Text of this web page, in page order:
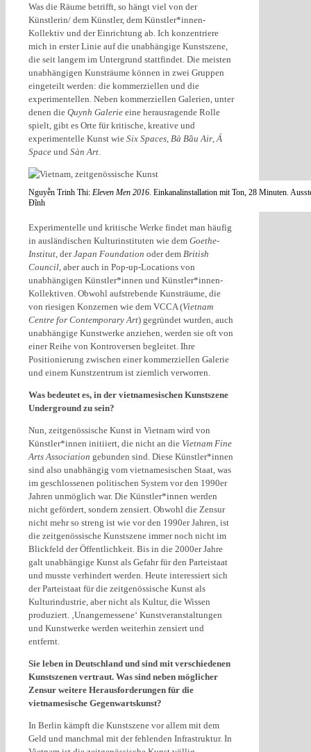
Was die Räume betrifft, so hängt viel von der
Künstlerin/ dem Künstler, dem Künstler*innen-
Kollektiv und der Einrichtung ab. Ich konzentriere
mich in erster Linie auf die unabhängige Kunstszene,
die seit langem im Untergrund stattfindet. Die meisten
unabhängigen Kunsträume können in zwei Gruppen
eingeteilt werden: die kommerziellen und die
experimentellen. Neben kommerziellen Galerien, unter
denen die Quynh Galerie eine herausragende Rolle
spielt, gibt es Orte für kritische, kreative und
experimentelle Kunst wie Six Spaces Bà Bầu Air Á
Space und Sàn Art
Nguyễn Trinh Thi: Eleven Men 2016 . Einkanalinstallation mit Ton, 28 Minuten.
Đĩnh
Experimentelle und kritische Werke findet man häufig
in ausländischen Kulturinstituten wie dem Goethe-
Institut , derJapan Foundation oder dem British
Council , aber auch in Pop-up-Locations von
unabhängigen Künstler*innen und Künstler*innen-
Kollektiven. Obwohl aufstrebende Kunsträume, die
von riesigen Konzernen wie dem VCCA (Vietnam
Centre for Contemporary Art) gegründet wurden, auch
unabhängige Kunstwerke anziehen, werden sie oft von
einer Reihe von Kontroversen begleitet. Ihre
Positionierung zwischen einer kommerziellen Galerie
und einem Kunstzentrum ist ziemlich verworren.
Was bedeutet es, in der vietnamesischen Kunstszene
Underground zu sein?
Nun, zeitgenössische Kunst in Vietnam wird von
Künstler*innen initiiert, die nicht an die Vietnam Fine
Arts Association gebunden sind. Diese Künstler*innen
sind also unabhängig vom vietnamesischen Staat, was
im geschlossenen politischen System vor den 1990er
Jahren unmöglich war. Die Künstler*innen werden
nicht gefördert, sondern zensiert. Obwohl die Zensur
nicht mehr so ​​streng ist wie vor den 1990er Jahren, ist
die zeitgenössische Kunstszene immer noch nicht im
Blickfeld der Öffentlichkeit. Bis in die 2000er Jahre
galt unabhängige Kunst als Gefahr für den Parteistaat
und musste verhindert werden. Heute interessiert sich
der Parteistaat für die zeitgenössische Kunst als
Kulturindustrie, aber nicht als Kultur, die Wissen
produziert. ‚Unangemessene‘ Kunstveranstaltungen
und Kunstwerke werden weiterhin zensiert und
entfernt.
Sie leben in Deutschland und sind mit verschiedenen
Kunstszenen vertraut. Was sind neben möglicher
Zensur weitere Herausforderungen für die
vietnamesische Gegenwartskunst?
In Berlin kämpft die Kunstszene vor allem mit dem
Geld und manchmal mit der fehlenden Infrastruktur. In